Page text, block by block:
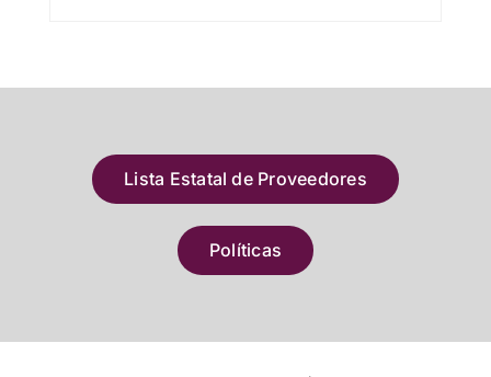
Lista Estatal de Proveedores
Políticas